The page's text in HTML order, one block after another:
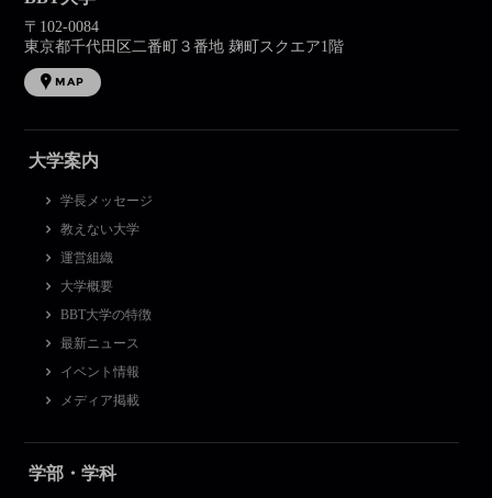
〒102-0084
東京都千代田区二番町３番地 麹町スクエア1階
MAP
大学案内
学長メッセージ
教えない大学
運営組織
大学概要
BBT大学の特徴
最新ニュース
イベント情報
メディア掲載
学部・学科